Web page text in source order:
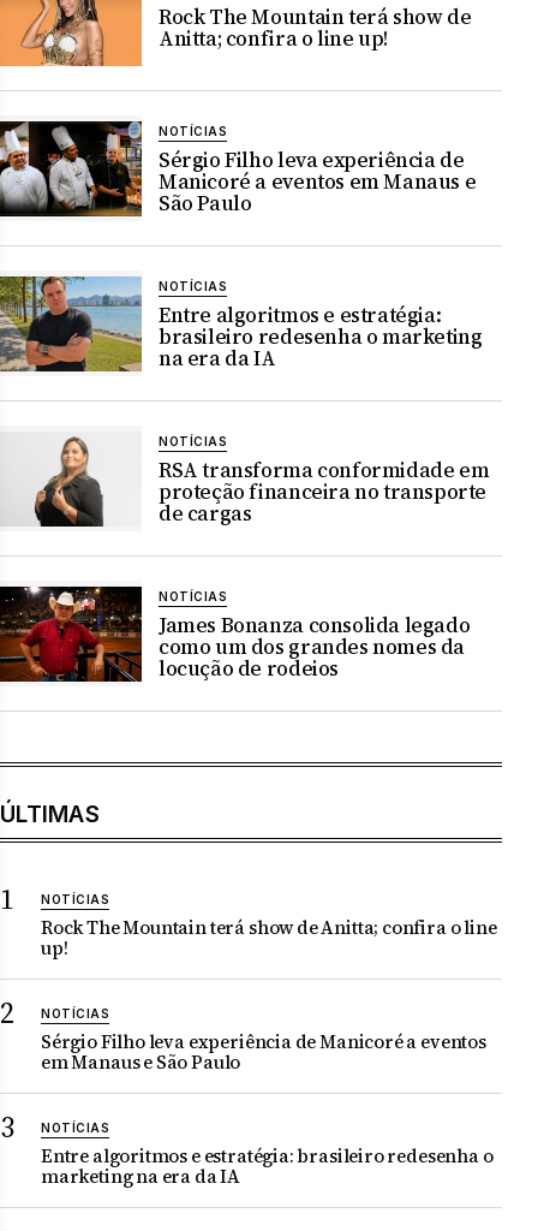
Rock The Mountain terá show de
Anitta; confira o line up!
NOTÍCIAS
Sérgio Filho leva experiência de
Manicoré a eventos em Manaus e
São Paulo
NOTÍCIAS
Entre algoritmos e estratégia:
brasileiro redesenha o marketing
na era da IA
NOTÍCIAS
RSA transforma conformidade em
proteção financeira no transporte
de cargas
NOTÍCIAS
James Bonanza consolida legado
como um dos grandes nomes da
locução de rodeios
ÚLTIMAS
NOTÍCIAS
Rock The Mountain terá show de Anitta; confira o line
up!
NOTÍCIAS
Sérgio Filho leva experiência de Manicoré a eventos
em Manaus e São Paulo
NOTÍCIAS
Entre algoritmos e estratégia: brasileiro redesenha o
marketing na era da IA